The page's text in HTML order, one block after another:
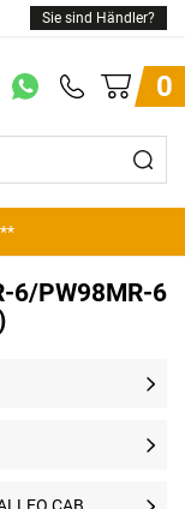
Sie sind Händler?
0
6/PW98MR-6